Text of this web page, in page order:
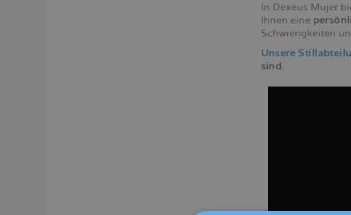
In Dexeus Mujer
Ihnen eine
Schwierigkeiten
Unsere
sind.